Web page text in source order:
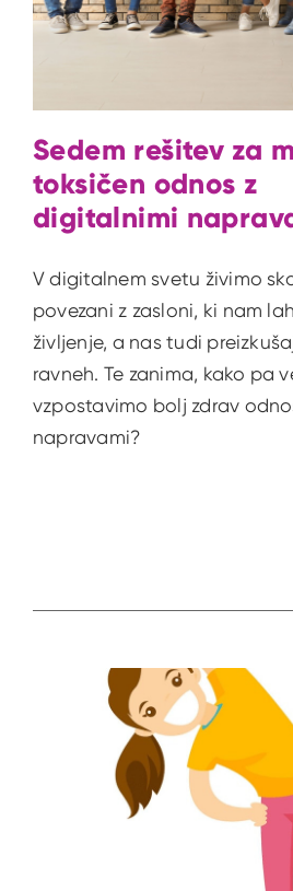
Sedem rešitev za
toksičen odnos z
digitalnimi
V digitalnem svetu živimo
povezani z zasloni, ki nam
življenje, a nas tudi
ravneh. Te zanima, kako pa
vzpostavimo bolj zdrav
napravami?